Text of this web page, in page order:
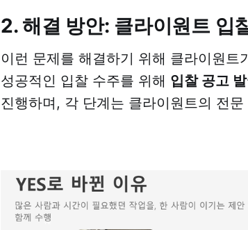
2. 해결 방안: 클라이원트 입
이런 문제를 해결하기 위해 클라이원트
성공적인 입찰 수주를 위해 입찰 공고
진행하며, 각 단계는 클라이원트의 전